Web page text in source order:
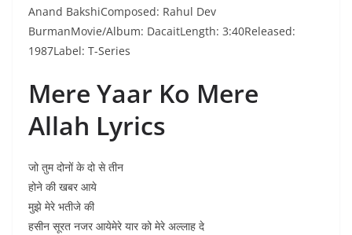
Anand BakshiComposed: Rahul Dev
BurmanMovie/Album: DacaitLength: 3:40Released:
1987Label: T-Series
Mere Yaar Ko Mere
Allah Lyrics
जो तुम दोनों के दो से तीन
होने की खबर आये
मुझे मेरे भतीजे की
हसीन सूरत नजर आयेमेरे यार को मेरे अल्लाह दे